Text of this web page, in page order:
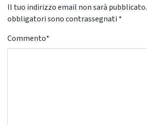
Il tuo indirizzo email non sarà pubblicato.
obbligatori sono contrassegnati *
Commento*